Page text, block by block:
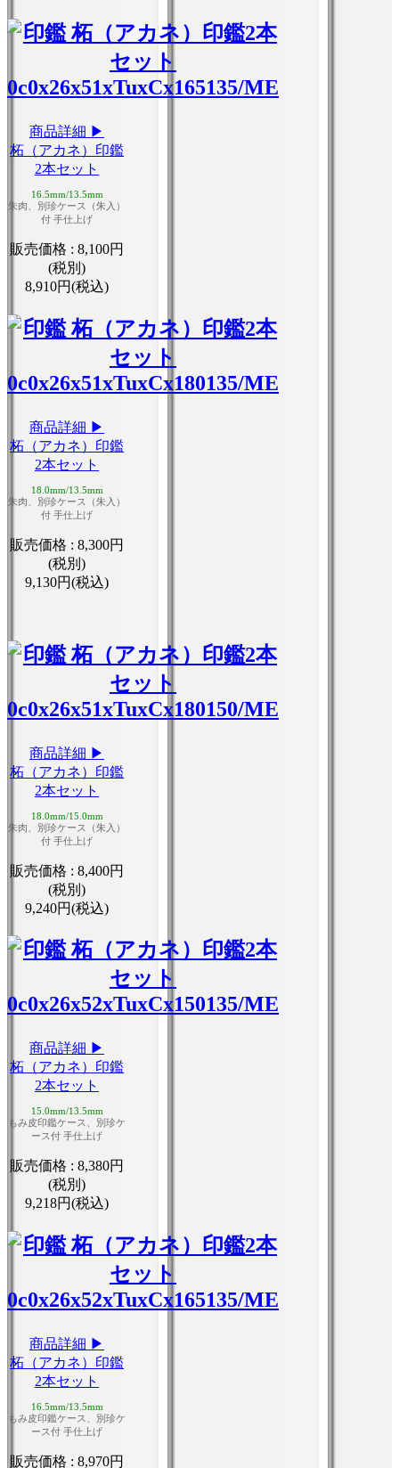
商品詳細 ▶
柘（アカネ）印鑑
2本セット
16.5mm/13.5mm
朱肉、別珍ケース（朱入）
付 手仕上げ
販売価格 :8,100円
(税別)
8,910円(税込)
商品詳細 ▶
柘（アカネ）印鑑
2本セット
18.0mm/13.5mm
朱肉、別珍ケース（朱入）
付 手仕上げ
販売価格 :8,300円
(税別)
9,130円(税込)
商品詳細 ▶
柘（アカネ）印鑑
2本セット
18.0mm/15.0mm
朱肉、別珍ケース（朱入）
付 手仕上げ
販売価格 :8,400円
(税別)
9,240円(税込)
商品詳細 ▶
柘（アカネ）印鑑
2本セット
15.0mm/13.5mm
もみ皮印鑑ケース、別珍ケ
ース付 手仕上げ
販売価格 :8,380円
(税別)
9,218円(税込)
商品詳細 ▶
柘（アカネ）印鑑
2本セット
16.5mm/13.5mm
もみ皮印鑑ケース、別珍ケ
ース付 手仕上げ
販売価格 :8,970円